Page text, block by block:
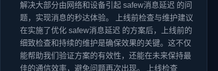
解决大部分由网络和设备引起 safew消息延迟 的问
题，实现消息的秒达体验。 上线前检查与维护建议
在实施了优化 safew消息延迟 的方案后，上线前的
细致检查和持续的维护是确保效果的关键。这不仅
能帮助我们验证方案的有效性，还能在未来保持最
佳的通信效率，避免问题再次出现。 上线检查